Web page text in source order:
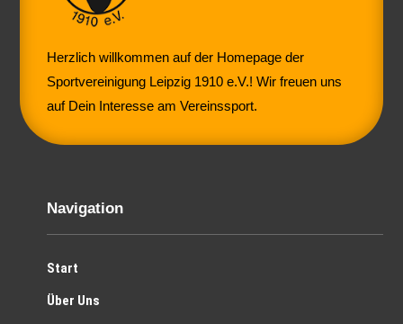
Herzlich willkommen auf der Homepage der
Sportvereinigung Leipzig 1910 e.V.! Wir freuen uns
auf Dein Interesse am Vereinssport.
Navigation
Start
Über Uns